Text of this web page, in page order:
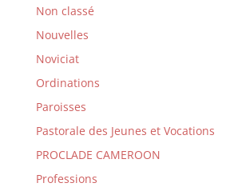
Non classé
Nouvelles
Noviciat
Ordinations
Paroisses
Pastorale des Jeunes et Vocations
PROCLADE CAMEROON
Professions